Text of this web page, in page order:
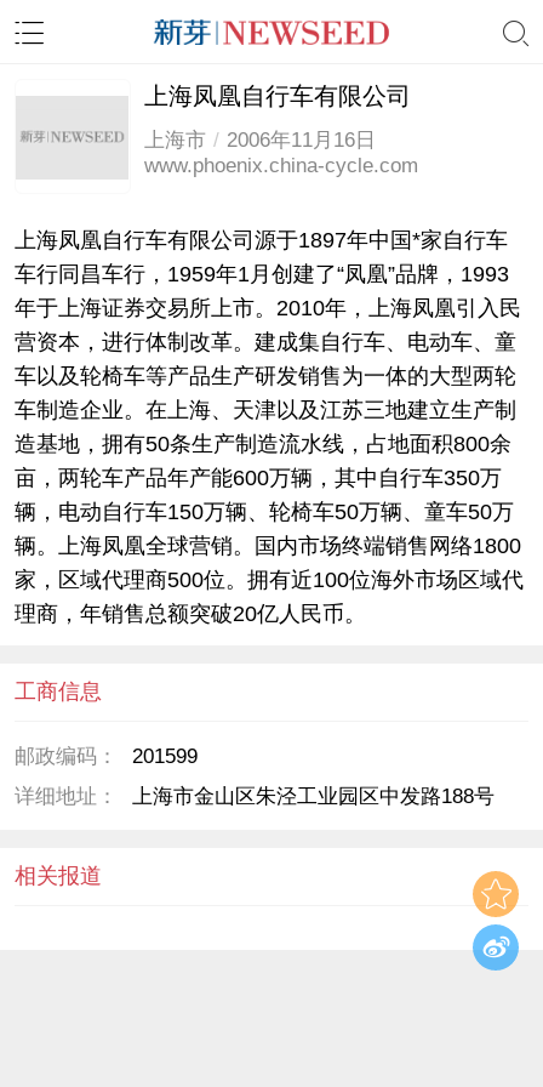
上海凤凰自行车有限公司
上海市 / 2006年11月16日
www.phoenix.china-cycle.com
上海凤凰自行车有限公司源于1897年中国*家自行车
车行同昌车行，1959年1月创建了“凤凰”品牌，1993
年于上海证券交易所上市。2010年，上海凤凰引入民
营资本，进行体制改革。建成集自行车、电动车、童
车以及轮椅车等产品生产研发销售为一体的大型两轮
车制造企业。在上海、天津以及江苏三地建立生产制
造基地，拥有50条生产制造流水线，占地面积800余
亩，两轮车产品年产能600万辆，其中自行车350万
辆，电动自行车150万辆、轮椅车50万辆、童车50万
辆。上海凤凰全球营销。国内市场终端销售网络1800
家，区域代理商500位。拥有近100位海外市场区域代
理商，年销售总额突破20亿人民币。
工商信息
邮政编码：
201599
详细地址：
上海市金山区朱泾工业园区中发路188号
相关报道